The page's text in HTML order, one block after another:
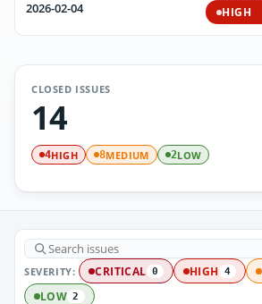
2026-02-04
HIGH
CLOSED ISSUES
14
4HIGH 8MEDIUM 2LOW
SEVERITY: CRITICAL 0 HIGH 4
LOW 2